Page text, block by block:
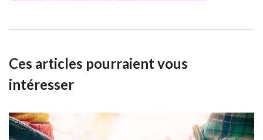
Ces articles pourraient vous
intéresser